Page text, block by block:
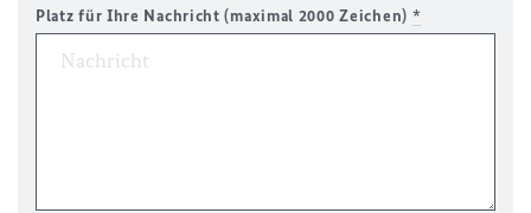
Platz für Ihre Nachricht (maximal 2000 Zeichen) *